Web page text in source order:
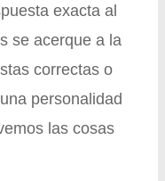
exacta al
se acerque a la
correctas o
personalidad
las cosas